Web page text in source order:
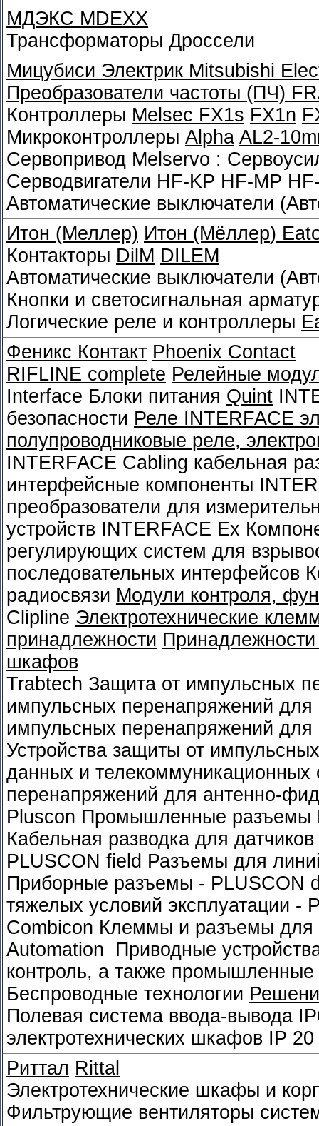
МДЭКС MDEXX
Трансформаторы Дроссели
Мицубиси Электрик Mitsubishi
Преобразователи частоты (ПЧ)
Контроллеры Melsec FX1s FX1n
Микроконтроллеры Alpha AL2-
Сервопривод Melservo :
Серводвигатели HF-KP HF-MP
Автоматические выключатели
Итон (Меллер) Итон (Мёллер)
Контакторы DilM DILEM
Автоматические выключатели
Кнопки и светосигнальная
Логические реле и контроллеры
Феникс Контакт Phoenix Contact
RIFLINE complete Релейные
Interface Блоки питания Quint
безопасности Реле INTERFACE
полупроводниковые реле,
INTERFACE Cabling кабельная
интерфейсные компоненты
преобразователи для
устройств INTERFACE Ex
регулирующих систем для
последовательных
радиосвязи Модули контроля,
Clipline Электротехнические
принадлежности Принадлежности
шкафов
Trabtech Защита от импульсных
импульсных перенапряжений
импульсных перенапряжений для
Устройства защиты от
данных и
перенапряжений для антенно-
Pluscon Промышленные разъемы
Кабельная разводка для
PLUSCON field Разъемы для
Приборные разъемы -
тяжелых условий эксплуатации -
Combicon Клеммы и разъемы для
Automation Приводные
контроль, а также
Беспроводные технологии
Полевая система ввода-вывода
электротехнических шкафов IP 20
Риттал Rittal
Электротехнические шкафы и
Фильтрующие вентиляторы